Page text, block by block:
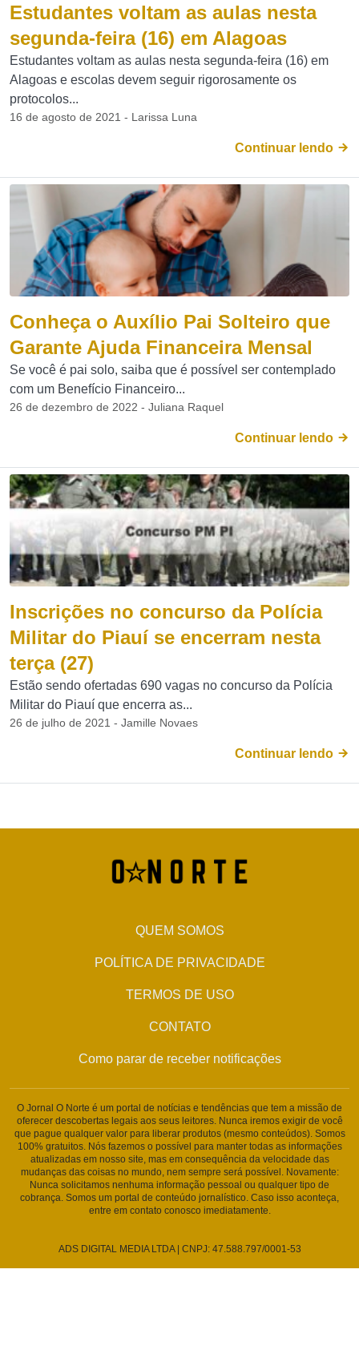
Estudantes voltam as aulas nesta
segunda-feira (16) em Alagoas
Estudantes voltam as aulas nesta segunda-feira (16) em
Alagoas e escolas devem seguir rigorosamente os
protocolos...
16 de agosto de 2021 - Larissa Luna
Continuar lendo
Conheça o Auxílio Pai Solteiro que
Garante Ajuda Financeira Mensal
Se você é pai solo, saiba que é possível ser contemplado
com um Benefício Financeiro...
26 de dezembro de 2022 - Juliana Raquel
Continuar lendo
Inscrições no concurso da Polícia
Militar do Piauí se encerram nesta
terça (27)
Estão sendo ofertadas 690 vagas no concurso da Polícia
Militar do Piauí que encerra as...
26 de julho de 2021 - Jamille Novaes
Continuar lendo
QUEM SOMOS
POLÍTICA DE PRIVACIDADE
TERMOS DE USO
CONTATO
Como parar de receber notificações
O Jornal O Norte é um portal de notícias e tendências que tem a missão de
oferecer descobertas legais aos seus leitores. Nunca iremos exigir de você
que pague qualquer valor para liberar produtos (mesmo conteúdos). Somos
100% gratuitos. Nós fazemos o possível para manter todas as informações
atualizadas em nosso site, mas em consequência da velocidade das
mudanças das coisas no mundo, nem sempre será possível. Novamente:
Nunca solicitamos nenhuma informação pessoal ou qualquer tipo de
cobrança. Somos um portal de conteúdo jornalístico. Caso isso aconteça,
entre em contato conosco imediatamente.
ADS DIGITAL MEDIA LTDA | CNPJ: 47.588.797/0001-53